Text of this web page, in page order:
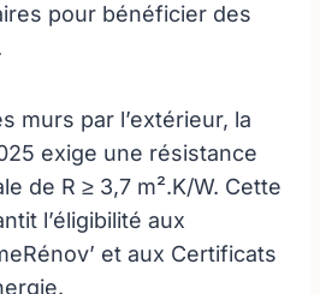
pour bénéficier des
murs par l’extérieur, la
exige une résistance
de R ≥ 3,7 m².K/W. Cette
l’éligibilité aux
et aux Certificats